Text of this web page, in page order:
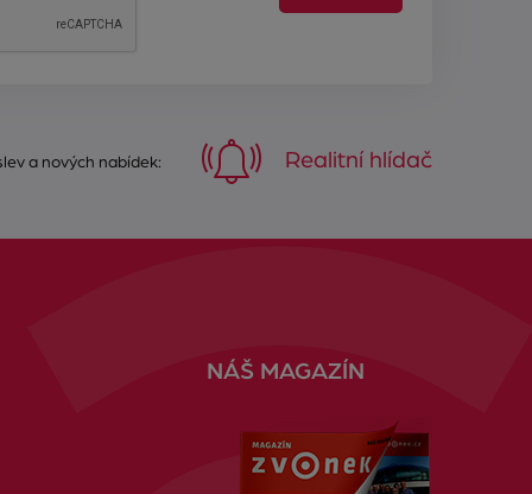
a nových nabídek: Realitní hlídač
NÁŠ MAGAZÍN